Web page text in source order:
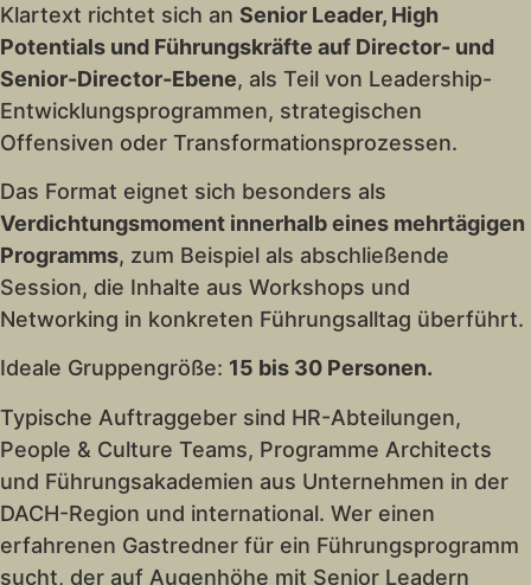
Klartext richtet sich an Senior Leader, High
Potentials und Führungskräfte auf Director- und
Senior-Director-Ebene, als Teil von Leadership-
Entwicklungsprogrammen, strategischen
Offensiven oder Transformationsprozessen.
Das Format eignet sich besonders als
Verdichtungsmoment innerhalb eines mehrtägigen
Programms, zum Beispiel als abschließende
Session, die Inhalte aus Workshops und
Networking in konkreten Führungsalltag überführt.
Ideale Gruppengröße: 15 bis 30 Personen.
Typische Auftraggeber sind HR-Abteilungen,
People & Culture Teams, Programme Architects
und Führungsakademien aus Unternehmen in der
DACH-Region und international. Wer einen
erfahrenen Gastredner für ein Führungsprogramm
sucht, der auf Augenhöhe mit Senior Leadern